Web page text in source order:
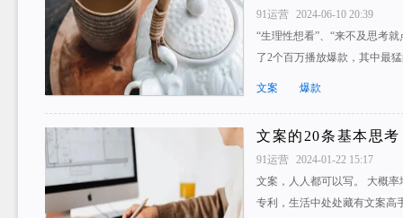
91运营 2024-06-10 20:39
“生理性想看”、“来不及思考
了2个百万播放爆款，其中最
文案 爆款
文案的20条基本思考
91运营 2024-01-22 15:17
文案，人人都可以写。 大概
专利，生活中处处藏有文案